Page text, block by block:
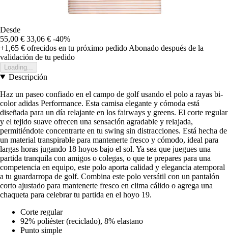
Desde
55,00 € 33,06 € -40%
+1,65 € ofrecidos en tu próximo pedido Abonado después de la
validación de tu pedido
Loading...
Descripción
Haz un paseo confiado en el campo de golf usando el polo a rayas bi-
color adidas Performance. Esta camisa elegante y cómoda está
diseñada para un día relajante en los fairways y greens. El corte regular
y el tejido suave ofrecen una sensación agradable y relajada,
permitiéndote concentrarte en tu swing sin distracciones. Está hecha de
un material transpirable para mantenerte fresco y cómodo, ideal para
largas horas jugando 18 hoyos bajo el sol. Ya sea que juegues una
partida tranquila con amigos o colegas, o que te prepares para una
competencia en equipo, este polo aporta calidad y elegancia atemporal
a tu guardarropa de golf. Combina este polo versátil con un pantalón
corto ajustado para mantenerte fresco en clima cálido o agrega una
chaqueta para celebrar tu partida en el hoyo 19.
Corte regular
92% poliéster (reciclado), 8% elastano
Punto simple